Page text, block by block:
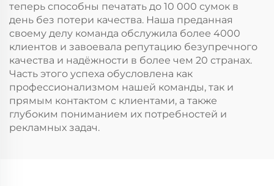
теперь способны печатать до 10 000 сумок в
день без потери качества. Наша преданная
своему делу команда обслужила более 4000
клиентов и завоевала репутацию безупречного
качества и надёжности в более чем 20 странах.
Часть этого успеха обусловлена как
профессионализмом нашей команды, так и
прямым контактом с клиентами, а также
глубоким пониманием их потребностей и
рекламных задач.